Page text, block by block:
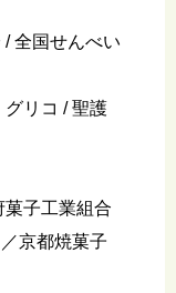
全国せんべい
リコ / 聖護
子工業組合
京都焼菓子